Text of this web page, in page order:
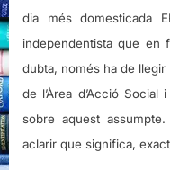
dia més domesticada
independentista que en
dubta, només ha de llegir
de l’Àrea d’Acció
sobre aquest
aclarir que significa,